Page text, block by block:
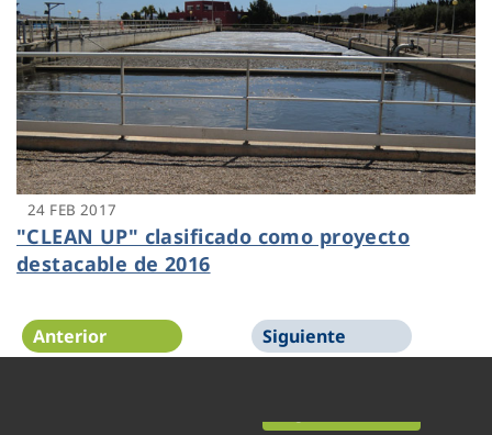
24 FEB 2017
"CLEAN UP" clasificado como proyecto
destacable de 2016
Anterior Siguiente